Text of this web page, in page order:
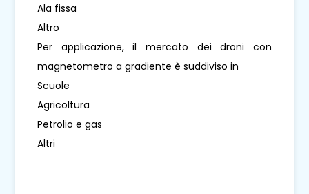
Ala fissa
Altro
Per applicazione, il mercato dei droni con
magnetometro a gradiente è suddiviso in
Scuole
Agricoltura
Petrolio e gas
Altri